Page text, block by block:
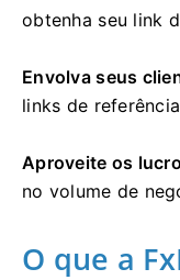
obtenha seu link
Envolva seus
links de
Aproveite os
no volume de
O que a